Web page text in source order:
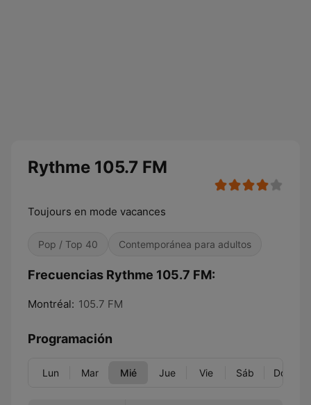
Rythme 105.7 FM
Toujours en mode vacances
Pop / Top 40 Contemporánea para adultos
Frecuencias Rythme 105.7 FM:
Montréal: 105.7 FM
Programación
Lun Mar Mié Jue Vie Sáb Dom